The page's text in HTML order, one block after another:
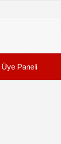
Üye Paneli